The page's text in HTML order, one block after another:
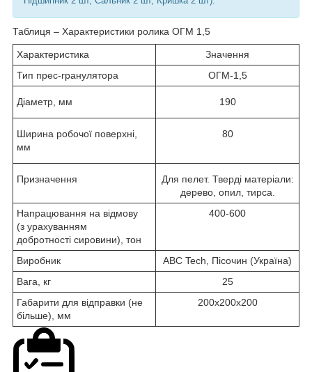
Таблиця – Характеристики ролика ОГМ 1,5
Характеристика
Значення
Тип прес-гранулятора
ОГМ-1,5
Діаметр, мм 190
Ширина робочої поверхні,
мм
80
Призначення
Для пелет. Тверді матеріали:
дерево, опил, тирса.
Напрацювання на відмову
(з урахуванням
добротності сировини), тон
400-600
Виробник
ABC Tech, Пісочин (Україна)
Вага, кг
25
Габарити для відправки (не
більше), мм
200х200х200